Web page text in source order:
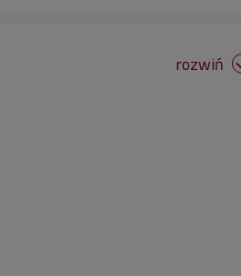
rozwiń